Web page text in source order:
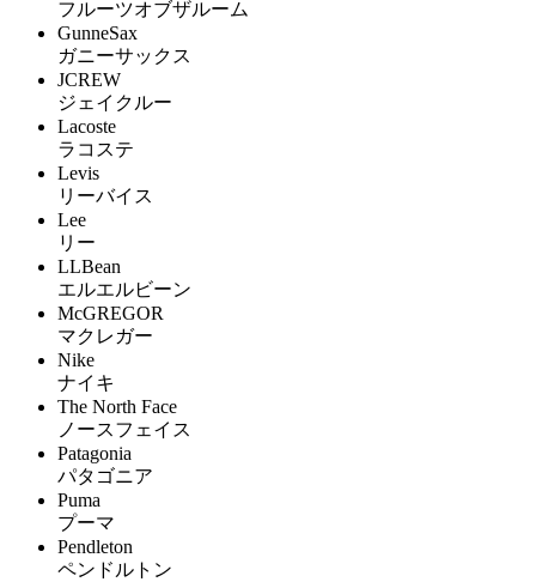
フルーツオブザルーム
GunneSax
ガニーサックス
JCREW
ジェイクルー
Lacoste
ラコステ
Levis
リーバイス
Lee
リー
LLBean
エルエルビーン
McGREGOR
マクレガー
Nike
ナイキ
The North Face
ノースフェイス
Patagonia
パタゴニア
Puma
プーマ
Pendleton
ペンドルトン